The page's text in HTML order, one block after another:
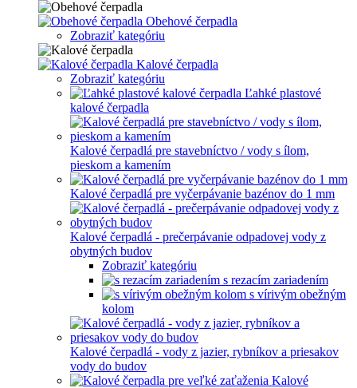
Obehové čerpadla
Zobraziť kategóriu
Kalové čerpadla
Zobraziť kategóriu
Ľahké plastové
kalové čerpadla
Kalové čerpadlá pre stavebníctvo / vody s ílom,
pieskom a kamením
Kalové čerpadlá pre vyčerpávanie bazénov do 1 mm
Kalové čerpadlá - prečerpávanie odpadovej vody z
obytných budov
Zobraziť kategóriu
s rezacím zariadením
s vírivým obežným
kolom
Kalové čerpadlá - vody z jazier, rybníkov a priesakov
vody do budov
Kalové